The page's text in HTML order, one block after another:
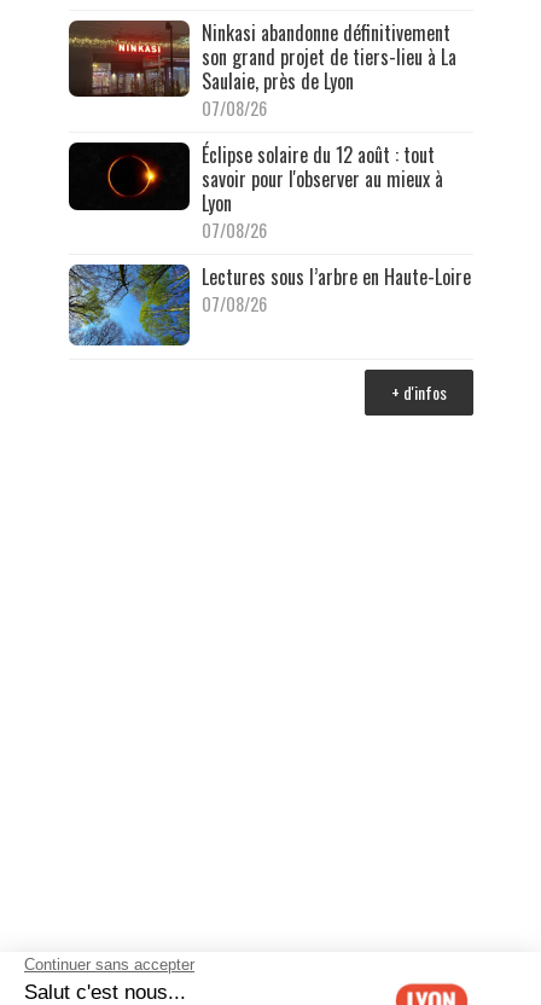
Ninkasi abandonne définitivement
son grand projet de tiers-lieu à La
Saulaie, près de Lyon
07/08/26
Éclipse solaire du 12 août : tout
savoir pour l'observer au mieux à
Lyon
07/08/26
Lectures sous l’arbre en Haute-Loire
07/08/26
+ d'infos